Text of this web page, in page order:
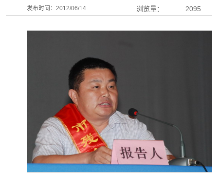
发布时间：2012/06/14 浏览量： 2095